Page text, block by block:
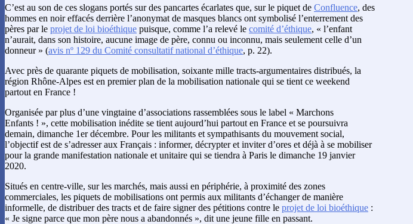
C’est au son de ces slogans portés sur des pancartes écarlates que, sur le piquet de Confluence, des
hommes en noir effacés derrière l’anonymat de masques blancs ont symbolisé l’enterrement des
pères par le projet de loi bioéthique puisque, comme l’a relevé le comité d’éthique, « l’enfant
n’aurait, dans son histoire, aucune image de père, connu ou inconnu, mais seulement celle d’un
donneur » (avis nº 129 du Comité consultatif national d’éthique, p. 22).
Avec près de quarante piquets de mobilisation, soixante mille tracts-argumentaires distribués, la
région Rhône-Alpes est en premier plan de la mobilisation nationale qui se tient ce weekend
partout en France !
Organisée par plus d’une vingtaine d’associations rassemblées sous le label « Marchons
Enfants ! », cette mobilisation inédite se tient aujourd’hui partout en France et se poursuivra
demain, dimanche 1er décembre. Pour les militants et sympathisants du mouvement social,
l’objectif est de s’adresser aux Français : informer, décrypter et inviter d’ores et déjà à se mobiliser
pour la grande manifestation nationale et unitaire qui se tiendra à Paris le dimanche 19 janvier
2020.
Situés en centre-ville, sur les marchés, mais aussi en périphérie, à proximité des zones
commerciales, les piquets de mobilisations ont permis aux militants d’échanger de manière
informelle, de distribuer des tracts et de faire signer des pétitions contre le projet de loi bioéthique :
« Je signe parce que mon père nous a abandonnés », dit une jeune fille en passant.